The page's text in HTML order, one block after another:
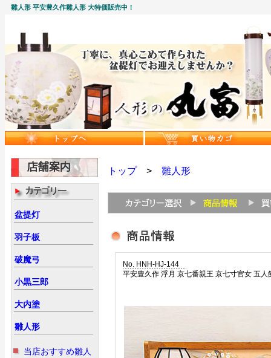
雛人形 平安豊久作雛人形 大特価販売中！
盆提灯
羽子板
破魔弓
小黒三郎
大内塗
雛人形
当店おすすめ雛人
トップ> 雛人形
No. HNH-HJ-144
平安豊久作 浮月 京七番親王 京七寸官女 五